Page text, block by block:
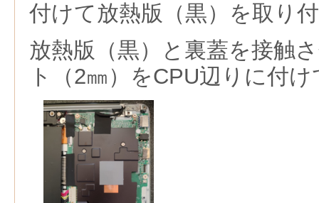
付けて放熱版（黒）を取り
放熱版（黒）と裏蓋を接触
ト（2㎜）をCPU辺りに付